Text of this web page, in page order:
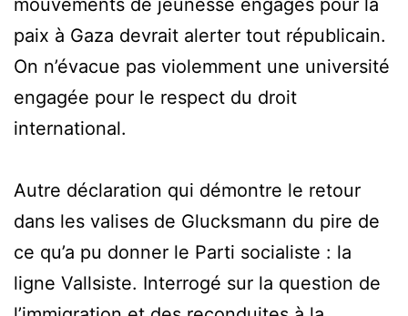
paix à Gaza devrait alerter tout républicain.
On n’évacue pas violemment une université
engagée pour le respect du droit
international.
Autre déclaration qui démontre le retour
dans les valises de Glucksmann du pire de
ce qu’a pu donner le Parti socialiste : la
ligne Vallsiste. Interrogé sur la question de